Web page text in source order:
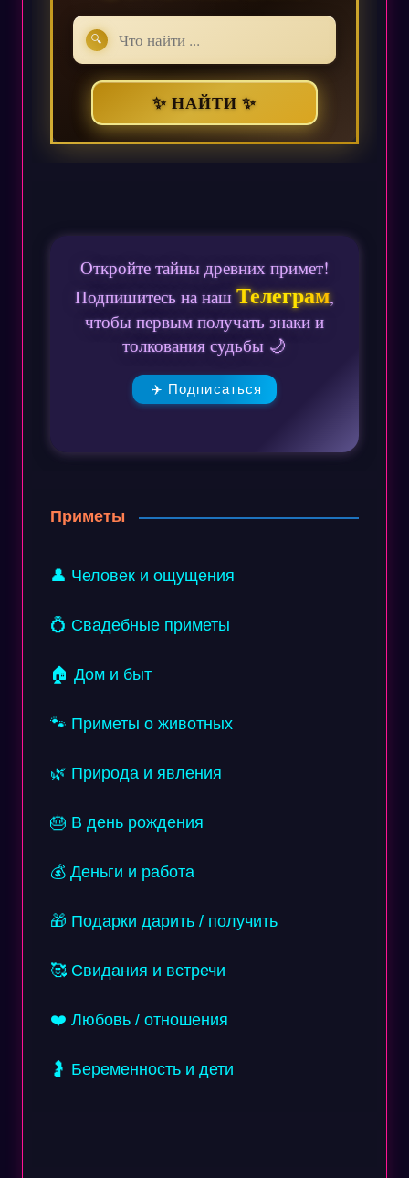
🔍
✨ НАЙТИ ✨
Откройте тайны древних примет!
Подпишитесь на нашТелеграм,
чтобы первым получать знаки и
толкования судьбы 🌙
✈️ Подписаться
Приметы
👤 Человек и ощущения
💍 Свадебные приметы
🏠 Дом и быт
🐾 Приметы о животных
🌿 Природа и явления
🎂 В день рождения
💰 Деньги и работа
🎁 Подарки дарить / получить
🥰 Свидания и встречи
❤️ Любовь / отношения
🤰 Беременность и дети